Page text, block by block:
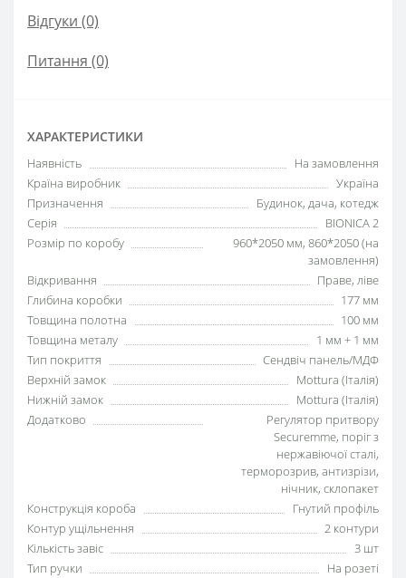
Відгуки (0)
Питання (0)
ХАРАКТЕРИСТИКИ
Наявність
На замовлення
Країна виробник
Україна
Призначення
Будинок, дача, котедж
Серія
BIONICA 2
Розмір по коробу
960*2050 мм, 860*2050 (на
замовлення)
Відкривання
Праве, ліве
Глибина коробки
177 мм
Товщина полотна
100 мм
Товщина металу
1 мм + 1 мм
Тип покриття
Сендвіч панель/МДФ
Верхній замок
Mottura (Італія)
Нижній замок
Mottura (Італія)
Додатково
Регулятор притвору
Securemme, поріг з
нержавіючої сталі,
терморозрив, антизрізи,
нічник, склопакет
Конструкція короба
Гнутий профіль
Контур ущільнення
2 контури
Кількість завіс
3 шт
Тип ручки
На розеті